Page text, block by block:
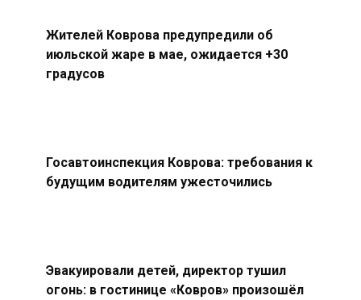
Жителей Коврова предупредили об
июльской жаре в мае, ожидается +30
градусов
Госавтоинспекция Коврова: требования к
будущим водителям ужесточились
Эвакуировали детей, директор тушил
огонь: в гостинице «Ковров» произошёл